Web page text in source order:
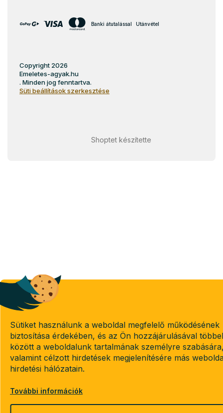
Sütiket használunk a weboldal megfelelő működésének
biztosítása érdekében, és az Ön hozzájárulásával
között a weboldalunk tartalmának személyre
valamint célzott hirdetések megjelenítésére más
hirdetési hálózatain.
További információk
Banki átutalással Utánvétel
Shoptet készítette
Copyright 2026
Emeletes-agyak.hu
. Minden jog fenntartva.
Süti beállítások szerkesztése